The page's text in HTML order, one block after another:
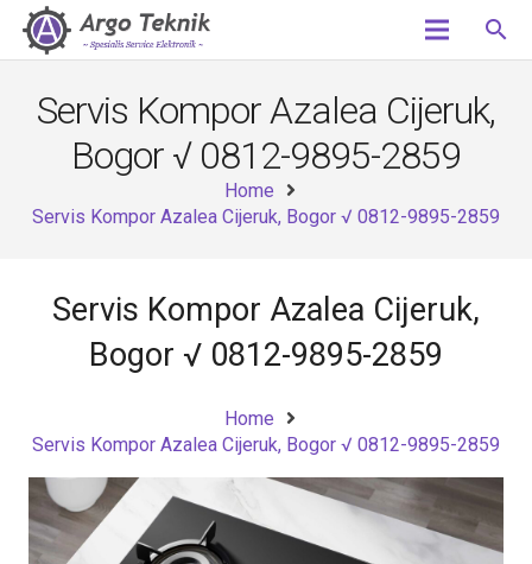
search
Servis Kompor Azalea Cijeruk,
Bogor √ 0812-9895-2859
Home
Servis Kompor Azalea Cijeruk, Bogor √ 0812-9895-2859
Servis Kompor Azalea Cijeruk,
Bogor √ 0812-9895-2859
Home
Servis Kompor Azalea Cijeruk, Bogor √ 0812-9895-2859